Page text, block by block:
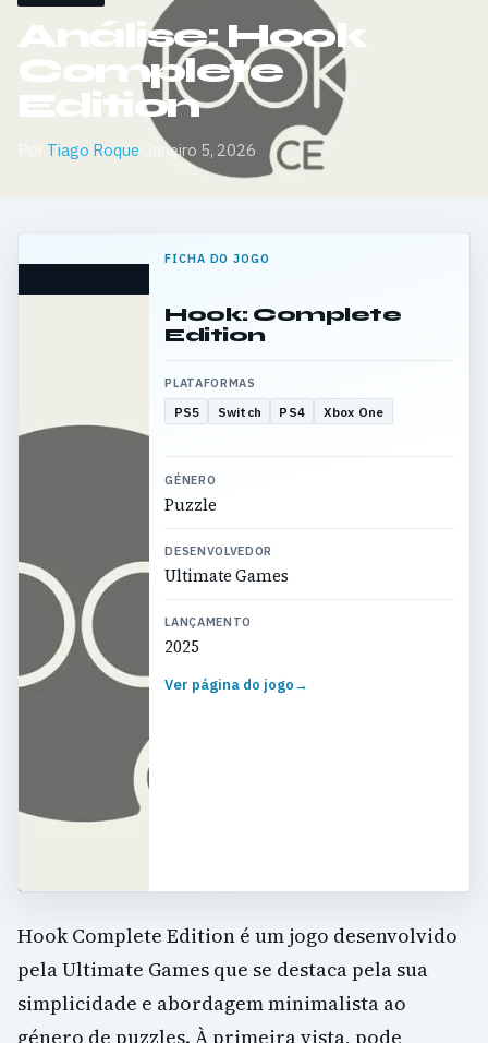
Análise: Hook
Complete
Edition
Tiago Roque Janeiro 5, 2026
FICHA DO JOGO
Hook: Complete
Edition
PLATAFORMAS
PS5 Switch PS4 Xbox One
GÉNERO
Puzzle
DESENVOLVEDOR
Ultimate Games
LANÇAMENTO
2025
Ver página do jogo→
Hook Complete Edition é um jogo desenvolvido
pela Ultimate Games que se destaca pela sua
simplicidade e abordagem minimalista ao
género de puzzles. À primeira vista, pode